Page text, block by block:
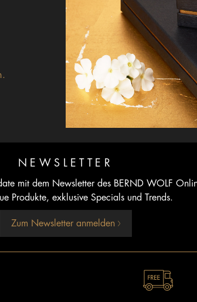
NEWSLETTER
mit dem Newsletter des BERND WOLF
Produkte, exklusive Specials und Trends.
Zum Newsletter anmelden